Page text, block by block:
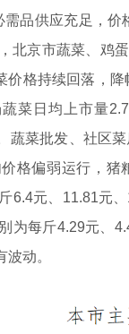
品供应充足，
北京市蔬菜、鸡
价格持续回落，
菜日均上市量
蔬菜批发、社区
格偏弱运行，
6.4元、11.81元
为每斤4.29元、
动。